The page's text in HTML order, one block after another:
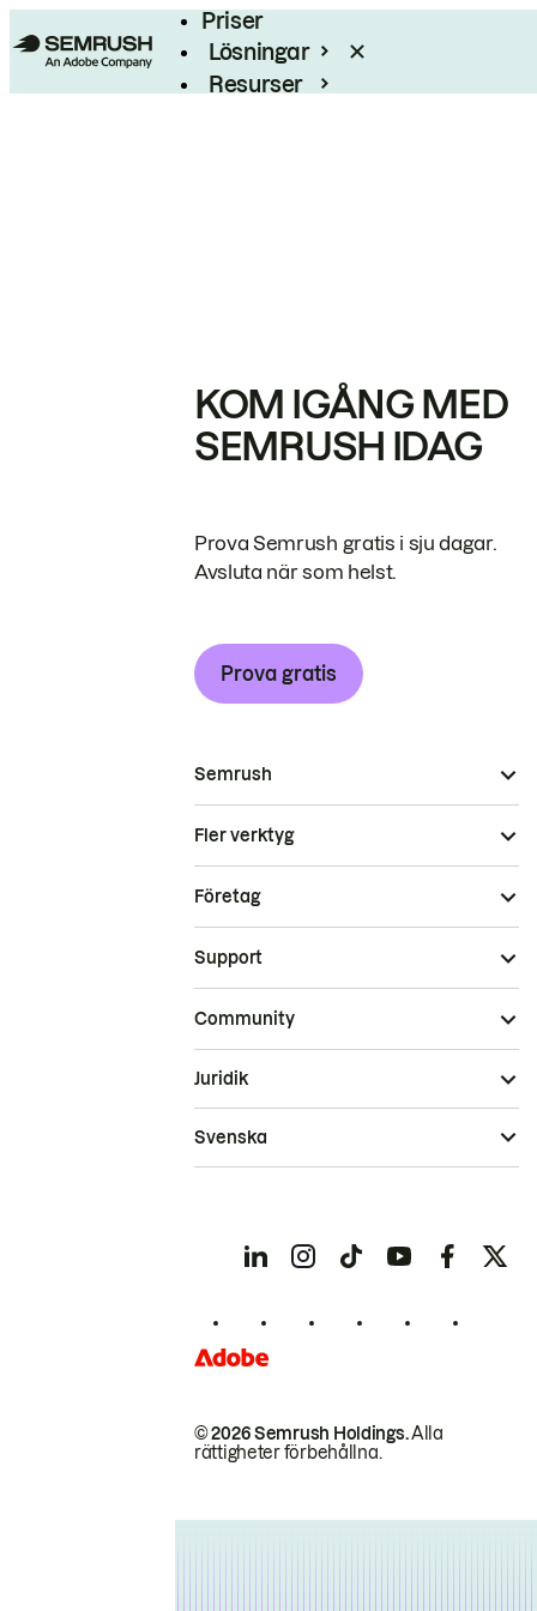
Priser
Lösningar
Resurser
KOM IGÅNG MED
SEMRUSH IDAG
Prova Semrush gratis i sju dagar.
Avsluta när som helst.
Prova gratis
Semrush
Fler verktyg
Företag
Support
Community
© 2026 Semrush Holdings.Alla
rättigheter förbehållna.
Juridik
Svenska